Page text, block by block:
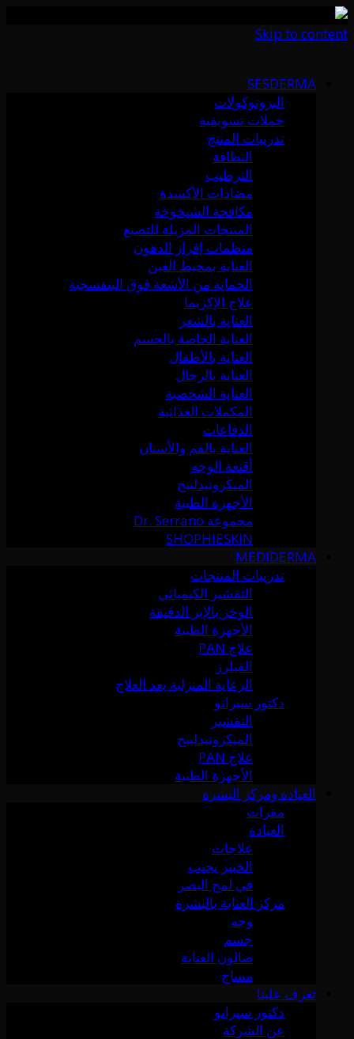
Skip to content
SESDERMA
البروتوكولات
حملات تسويقية
تدريبات المنتج
النظافة
الترطيب
مضادات الأكسدة
مكافحة الشيخوخة
المنتجات المزيلة للتصبغ
منظمات إفراز الدهون
العناية بمحيط العين
الحماية من الأشعة فوق البنفسجية
علاج الإكزيما
العناية بالشعر
العناية الخاصة بالجسم
العناية بالأطفال
العناية بالرجال
العناية الشخصية
المكملات الغذائية
الدفاعات
العناية بالفم والأسنان
أقنعة الوجه
الميكرونيدلينج
الأجهزة الطبية
مجموعة Dr. Serrano
SHOPHIESKIN
MEDIDERMA
تدريبات المنتجات
التقشير الكيميائي
الوخز بالإبر الدقيقة
الأجهزة الطبية
علاج PAN
الفيلرز
الرعاية المنزلية بعد العلاج
دكتور سيرانو
التقشير
الميكرونيدلينج
علاج PAN
الأجهزة الطبية
العيادة ومركز البشرة
مقرات
العيادة
علاجات
الخبير يجيب
في لمح البصر
مركز العناية بالبشرة
وجه
جسم
صالون العناية
مساج
تعرف علينا
دكتور سيرانو
عن الشركة